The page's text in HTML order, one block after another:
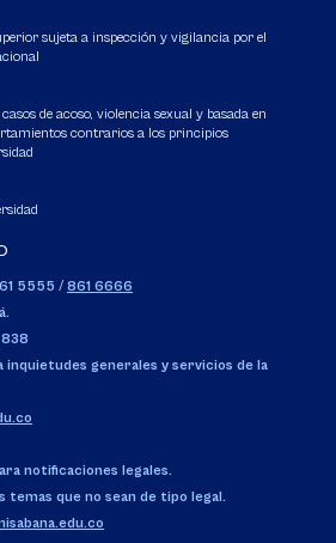
sujeta a inspección y vigilancia por el
de acoso, violencia sexual y basada en
contrarios a los principios
5555 / 861 6666
generales y servicios de la
notificaciones legales.
temas que no sean de tipo legal.